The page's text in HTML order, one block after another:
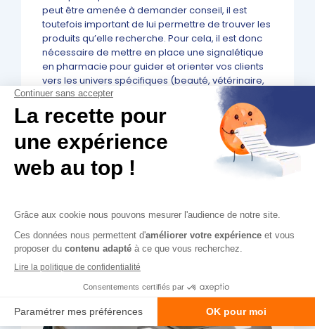
peut être amenée à demander conseil, il est
toutefois important de lui permettre de trouver les
produits qu’elle recherche. Pour cela, il est donc
nécessaire de mettre en place une signalétique
en pharmacie pour guider et orienter vos clients
vers les univers spécifiques (beauté, vétérinaire,
soins, etc.).
En accord avec votre image de marque,
l’aménagement de la pharmacie doit être
pensée en conséquence. De nombreux
équipements sont disponibles afin d’agencer
l’officine, dont lagondole murale
produits. Plus qu’un aménagement, l’installation
des gondoles permettent de créer facilement un
parcours d’achat et d’améliorer les ventes
complémentaires avec des aménagements au
plexi en tête des gondoles.